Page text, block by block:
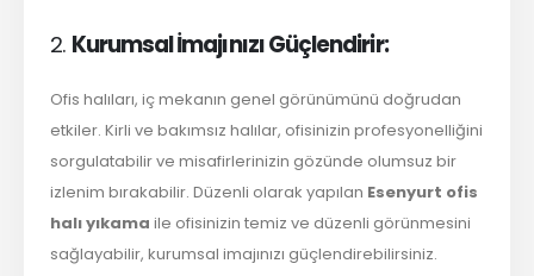
2. Kurumsal İmajınızı Güçlendirir:
Ofis halıları, iç mekanın genel görünümünü doğrudan
etkiler. Kirli ve bakımsız halılar, ofisinizin profesyonelliğini
sorgulatabilir ve misafirlerinizin gözünde olumsuz bir
izlenim bırakabilir. Düzenli olarak yapılan Esenyurt ofis
halı yıkama ile ofisinizin temiz ve düzenli görünmesini
sağlayabilir, kurumsal imajınızı güçlendirebilirsiniz.